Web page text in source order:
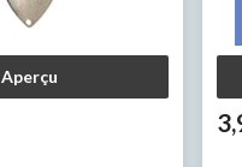
Aperçu